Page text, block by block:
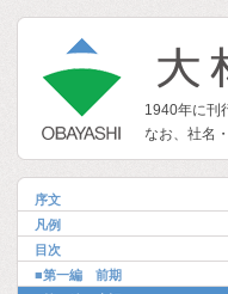
1940年に刊
なお、社名
序文
凡例
目次
■第一編 前期